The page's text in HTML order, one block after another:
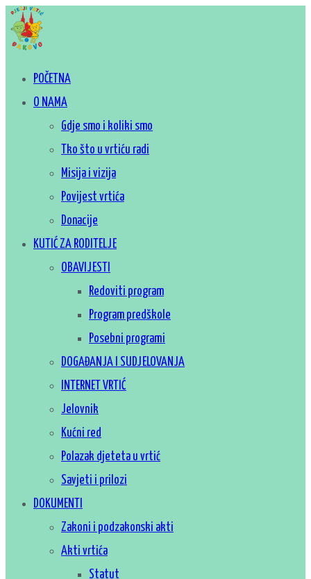
Skip
to
content
Dječji vrtić Đakovo
Za sretno djetinjstvo
POČETNA
O NAMA
Gdje smo i koliki smo
Tko što u vrtiću radi
Misija i vizija
Povijest vrtića
Donacije
KUTIĆ ZA RODITELJE
OBAVIJESTI
Redoviti program
Program predškole
Posebni programi
DOGAĐANJA I SUDJELOVANJA
INTERNET VRTIĆ
Jelovnik
Kućni red
Polazak djeteta u vrtić
Savjeti i prilozi
DOKUMENTI
Zakoni i podzakonski akti
Akti vrtića
Statut